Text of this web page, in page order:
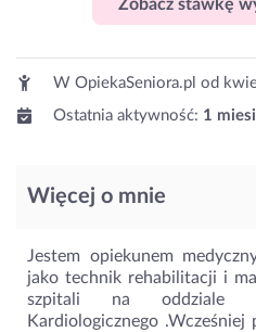
Zobacz stawkę
W OpiekaSeniora.pl od
Ostatnia aktywność: 1
Więcej o mnie
Jestem opiekunem
jako technik rehabilitacji i
szpitali na oddziale
Kardiologicznego